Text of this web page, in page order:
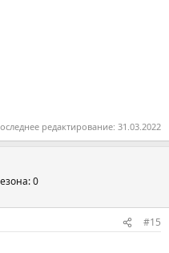
редактирование: 31.03.2022
0
#15